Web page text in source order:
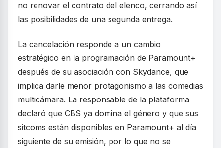
no renovar el contrato del elenco, cerrando así
las posibilidades de una segunda entrega.
La cancelación responde a un cambio
estratégico en la programación de Paramount+
después de su asociación con Skydance, que
implica darle menor protagonismo a las comedias
multicámara. La responsable de la plataforma
declaró que CBS ya domina el género y que sus
sitcoms están disponibles en Paramount+ al día
siguiente de su emisión, por lo que no se